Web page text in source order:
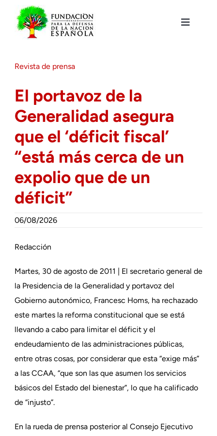
contenido
Toggle
Actualidad
Actividades
Colabora
Revista de prensa
El portavoz de la
Generalidad asegura
que el ‘déficit fiscal’
“está más cerca de un
expolio que de un
déficit”
06/08/2026
Redacción
Martes, 30 de agosto de 2011 | El secretario general de
la Presidencia de la Generalidad y portavoz del
Gobierno autonómico, Francesc Homs, ha rechazado
este martes la reforma constitucional que se está
llevando a cabo para limitar el déficit y el
endeudamiento de las administraciones públicas,
entre otras cosas, por considerar que esta “exige más”
a las CCAA, “que son las que asumen los servicios
básicos del Estado del bienestar”, lo que ha calificado
de “injusto”.
En la rueda de prensa posterior al Consejo Ejecutivo